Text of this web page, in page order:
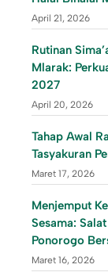
April 21, 2026
Rutinan
Mlarak:
2027
April 20, 2026
Tahap Awal
Tasyakuran
Maret 17, 2026
Menjemput
Sesama:
Ponorogo
Maret 16, 2026